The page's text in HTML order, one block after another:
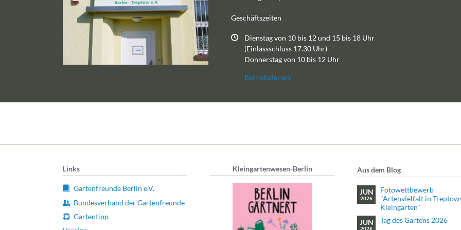
Geschäftszeiten
Dienstag von 10 bis 12 und 15 bis 18 Uhr
(Einlassschluss 17.30 Uhr)
Donnerstag von 10 bis 12 Uhr
Betriebsferien
Links
Gartenfreunde Berlin e.V.
Bundesverband der Gartenfreunde
Gartentipp
Kleingartenwesen-Berlin Aus dem Blog
JUN
2026
Fotowettbewerb
"Artenvielfalt in
Kleingärten"
JUN
2026
Tag des Gartens 2026